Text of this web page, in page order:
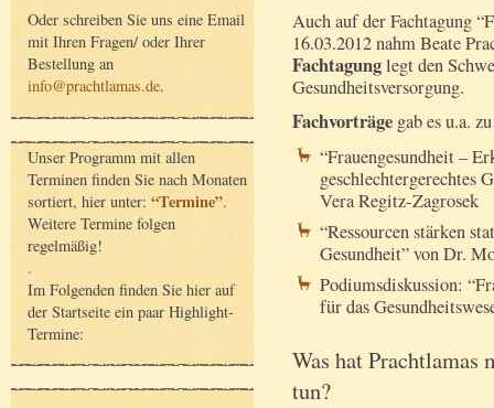
Oder schreiben Sie uns eine Email
mit Ihren Fragen/ oder Ihrer
Bestellung an
info@prachtlamas.de.
Unser Programm mit allen
Terminen finden Sie nach Monaten
sortiert, hier unter: “Termine”.
Weitere Termine folgen
regelmäßig!
.
Im Folgenden finden Sie hier auf
der Startseite ein paar Highlight-
Termine:
Auch auf der Fachtagung
16.03.2012 nahm Beate
Fachtagunglegt den
Gesundheitsversorgung.
Fachvorträge gab es u.a.
“Frauengesundheit –
geschlechtergerechtes
Vera Regitz-Zagrosek
“Ressourcen stärken
Gesundheit” von Dr.
Podiumsdiskussion:
für das
Was hat Prachtlamas
tun?